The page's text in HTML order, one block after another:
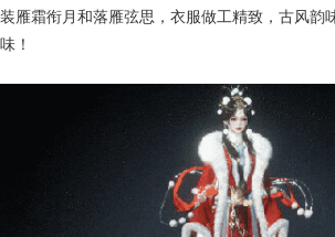
装雁霜衔月和落雁弦思，衣服做工精致，古风韵
味！